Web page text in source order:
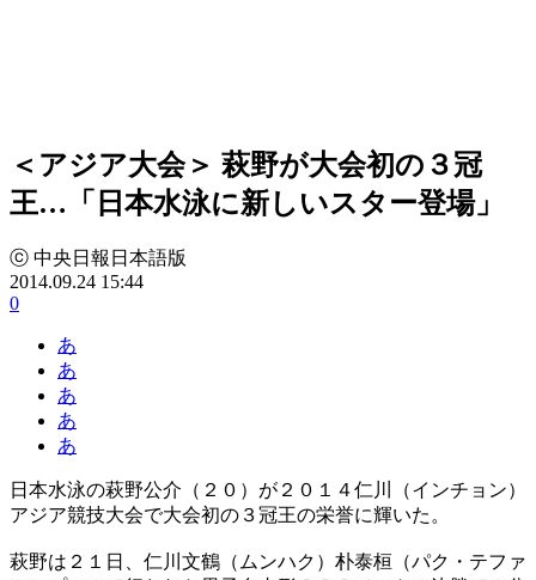
＜アジア大会＞ 萩野が大会初の３冠
王…「日本水泳に新しいスター登場」
ⓒ 中央日報日本語版
2014.09.24 15:44
0
あ
あ
あ
あ
あ
日本水泳の萩野公介（２０）が２０１４仁川（インチョン）
アジア競技大会で大会初の３冠王の栄誉に輝いた。
萩野は２１日、仁川文鶴（ムンハク）朴泰桓（パク・テファ